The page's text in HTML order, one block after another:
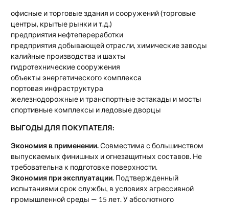
офисные и торговые здания и сооружений (торговые
центры, крытые рынки и т.д.)
предприятия нефтепереработки
предприятия добывающей отрасли, химические заводы
калийные производства и шахты
гидротехнические сооружения
объекты энергетического комплекса
портовая инфраструктура
железнодорожные и транспортные эстакады и мосты
спортивные комплексы и ледовые дворцы
ВЫГОДЫ ДЛЯ ПОКУПАТЕЛЯ:
Экономия в применении.Совместима с большинством
выпускаемых финишных и огнезащитных составов. Не
требовательна к подготовке поверхности.
Экономия при эксплуатации. Подтвержденный
испытаниями срок службы, в условиях агрессивной
промышленной среды — 15 лет. У абсолютного